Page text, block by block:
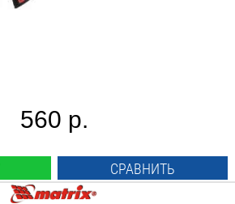
560 р.
СРАВНИТЬ